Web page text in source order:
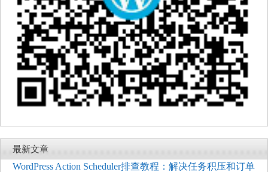
最新文章
WordPress Action Scheduler排查教程：解决任务积压和订单